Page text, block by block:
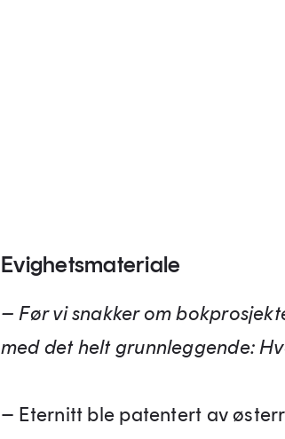
Evighetsmateriale
– Før vi snakker om
med det helt grunnleggende:
– Eternitt ble patentert av